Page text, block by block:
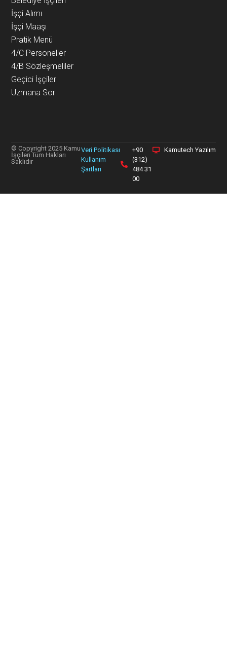
İşçi Alımı
İşçi Maaşı
Pratik Menü
4/C Personeller
4/B Sözleşmeliler
Geçici İşçiler
Uzmana Sor
© Copyright 2025 Kamu
İşçileri Tüm Hakları
Saklıdır
Veri Politikası
Kullanım
Şartları
+90
(312)
484 31
00
Kamutech Yazılım